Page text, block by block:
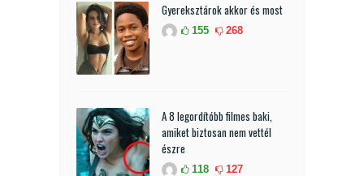
Gyereksztárok akkor és most
155 268
A 8 legordítóbb filmes baki,
amiket biztosan nem vettél
észre
118 127